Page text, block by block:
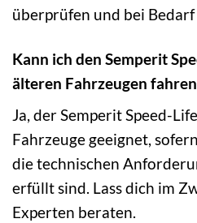
überprüfen und bei Bedarf
Kann ich den Semperit
älteren Fahrzeugen
Ja, der Semperit Speed-
Fahrzeuge geeignet,
die technischen
erfüllt sind. Lass dich im
Experten beraten.